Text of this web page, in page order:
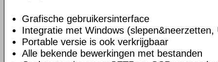
Grafische gebruikersinterface
Integratie met Windows (slepen&neerzetten,
Portable versie is ook verkrijgbaar
Alle bekende bewerkingen met bestanden